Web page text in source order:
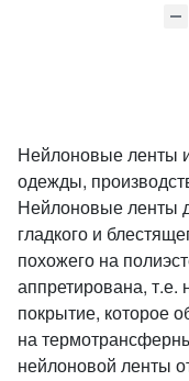
Нейлоновые ленты
одежды,
Нейлоновые ленты
гладкого и
похожего на
аппретирована, т.е.
покрытие, которое
на
нейлоновой ленты